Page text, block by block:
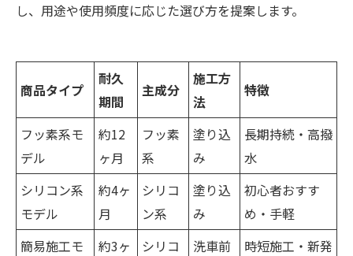
し、用途や使用頻度に応じた選び方を提案します。
商品タイプ
耐久
期間
主成分
施工方
法
特徴
フッ素系モ
デル
約12
ヶ月
フッ素
系
塗り込
み
長期持続・高撥
水
シリコン系
モデル
約4ヶ
月
シリコ
ン系
塗り込
み
初心者おすす
め・手軽
簡易施工モ
約3ヶ
シリコ
洗車前
時短施工・新発